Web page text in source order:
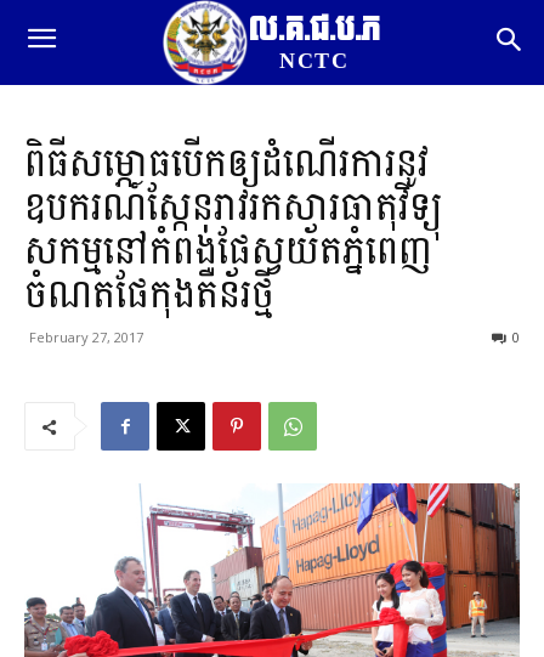
ល.គ.ជ.ប.ភ
NCTC
ពិធីសម្ភោធបើកឲ្យដំណើរការនូវ
ឧបករណ៍ស្កែនរាវរកសារធាតុវិទ្យុ
សកម្មនៅកំពង់ផែស្វយ័តភ្នំពេញ
ចំណតផែកុងតឺន័រថ្មី
February 27, 2017 0